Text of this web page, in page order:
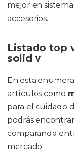
mejor en
accesorios.
Listado top
solid v
En esta
artículos como
para el cuidado
podrás
comparando
mercado.